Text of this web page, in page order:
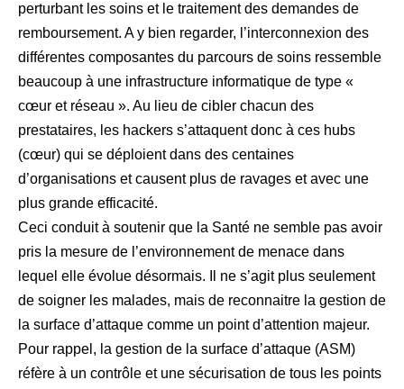
perturbant les soins et le traitement des demandes de
remboursement. A y bien regarder, l’interconnexion des
différentes composantes du parcours de soins ressemble
beaucoup à une infrastructure informatique de type «
cœur et réseau ». Au lieu de cibler chacun des
prestataires, les hackers s’attaquent donc à ces hubs
(cœur) qui se déploient dans des centaines
d’organisations et causent plus de ravages et avec une
plus grande efficacité.
Ceci conduit à soutenir que la Santé ne semble pas avoir
pris la mesure de l’environnement de menace dans
lequel elle évolue désormais. Il ne s’agit plus seulement
de soigner les malades, mais de reconnaitre la gestion de
la surface d’attaque comme un point d’attention majeur.
Pour rappel, la gestion de la surface d’attaque (ASM)
réfère à un contrôle et une sécurisation de tous les points